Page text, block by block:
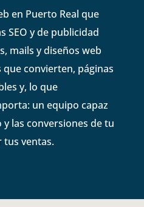
en Puerto Real que
SEO y de publicidad
mails y diseños web
convierten, páginas
y, lo que
un equipo capaz
las conversiones de tu
ventas.